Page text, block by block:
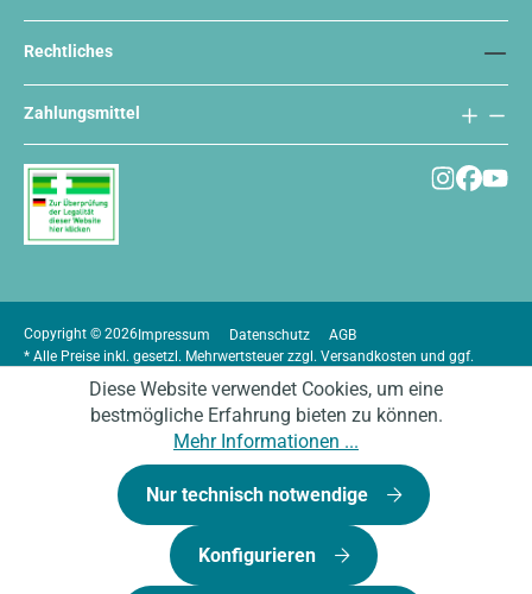
Rechtliches
Zahlungsmittel
Copyright © 2026 Impressum Datenschutz
AGB
* Alle Preise inkl. gesetzl. Mehrwertsteuer zzgl. Versandkosten und ggf.
Diese Website verwendet Cookies, um eine
bestmögliche Erfahrung bieten zu können.
Mehr Informationen ...
Nur technisch notwendige
Konfigurieren